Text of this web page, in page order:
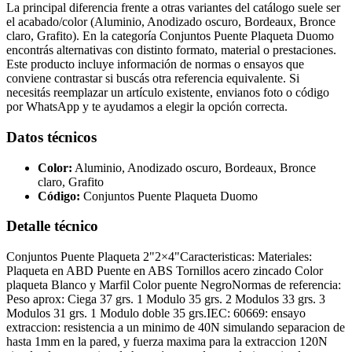
La principal diferencia frente a otras variantes del catálogo suele ser
el acabado/color (Aluminio, Anodizado oscuro, Bordeaux, Bronce
claro, Grafito). En la categoría Conjuntos Puente Plaqueta Duomo
encontrás alternativas con distinto formato, material o prestaciones.
Este producto incluye información de normas o ensayos que
conviene contrastar si buscás otra referencia equivalente. Si
necesitás reemplazar un artículo existente, envianos foto o código
por WhatsApp y te ayudamos a elegir la opción correcta.
Datos técnicos
Color: Aluminio, Anodizado oscuro, Bordeaux, Bronce
claro, Grafito
Código: Conjuntos Puente Plaqueta Duomo
Detalle técnico
Conjuntos Puente Plaqueta 2"2×4"Caracteristicas: Materiales:
Plaqueta en ABD Puente en ABS Tornillos acero zincado Color
plaqueta Blanco y Marfil Color puente NegroNormas de referencia:
Peso aprox: Ciega 37 grs. 1 Modulo 35 grs. 2 Modulos 33 grs. 3
Modulos 31 grs. 1 Modulo doble 35 grs.IEC: 60669: ensayo
extraccion: resistencia a un minimo de 40N simulando separacion de
hasta 1mm en la pared, y fuerza maxima para la extraccion 120N